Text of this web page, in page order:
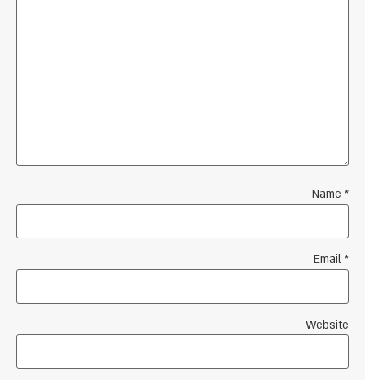
Name *
Email *
Website